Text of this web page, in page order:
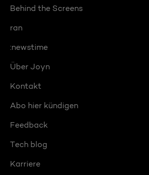
Behind the Screens
ran
:newstime
Über Joyn
Kontakt
Abo hier kündigen
Feedback
Tech blog
Karriere